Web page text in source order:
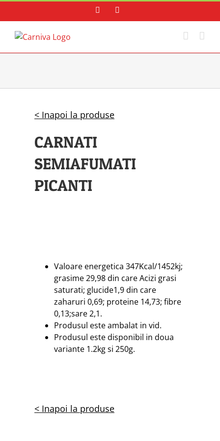
content
Facebook
< Inapoi la produse
CARNATI
SEMIAFUMATI
PICANTI
Valoare energetica 347Kcal/1452kj;
grasime 29,98 din care Acizi grasi
saturati; glucide1,9 din care
zaharuri 0,69; proteine 14,73; fibre
0,13;sare 2,1.
Produsul este ambalat in vid.
Produsul este disponibil in doua
variante 1.2kg si 250g.
< Inapoi la produse